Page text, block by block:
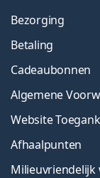
Bezorging
Betaling
Cadeaubonnen
Algemene
Website
Afhaalpunten
Milieuvriendelijk